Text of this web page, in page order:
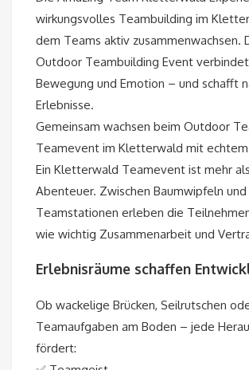
wirkungsvolles Teambuilding im
dem Teams aktiv zusammenwachsen.
Outdoor Teambuilding Event verbindet
Bewegung und Emotion – und schafft
Erlebnisse.
Gemeinsam wachsen beim Outdoor
Teamevent im Kletterwald mit
Ein Kletterwald Teamevent ist mehr
Abenteuer. Zwischen Baumwipfeln und
Teamstationen erleben die
wie wichtig Zusammenarbeit und
Erlebnisräume schaffen
Ob wackelige Brücken, Seilrutschen
Teamaufgaben am Boden – jede
fördert: